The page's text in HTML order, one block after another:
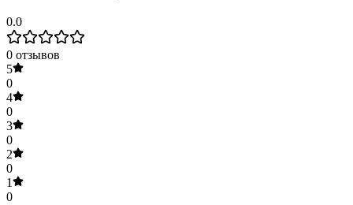
0.0
0 отзывов
5
0
4
0
3
0
2
0
1
0